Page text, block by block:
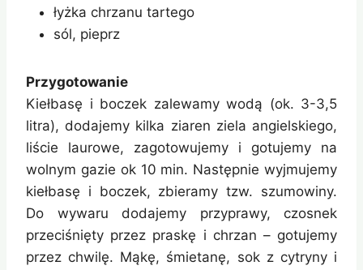
łyżka chrzanu tartego
sól, pieprz
Przygotowanie
Kiełbasę i boczek zalewamy wodą (ok. 3-3,5
litra), dodajemy kilka ziaren ziela angielskiego,
liście laurowe, zagotowujemy i gotujemy na
wolnym gazie ok 10 min. Następnie wyjmujemy
kiełbasę i boczek, zbieramy tzw. szumowiny.
Do wywaru dodajemy przyprawy, czosnek
przeciśnięty przez praskę i chrzan – gotujemy
przez chwilę. Mąkę, śmietanę, sok z cytryny i